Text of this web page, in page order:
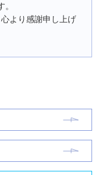
より感謝申し上げ